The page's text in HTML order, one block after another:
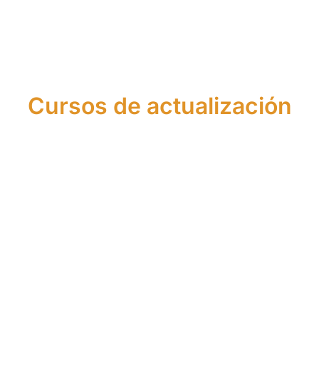
Cursos de actualización